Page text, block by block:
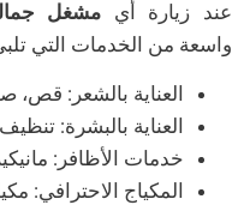
عند زيارة أي مشغل
واسعة من الخدمات التي
العناية بالشعر: قص،
العناية بالبشرة:
خدمات الأظافر:
المكياج الاحترافي: